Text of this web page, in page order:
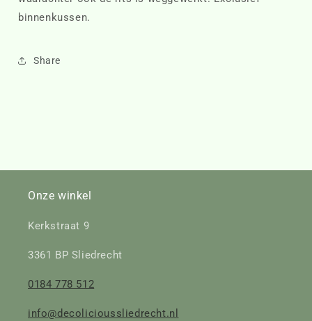
binnenkussen.
Share
Onze winkel
Kerkstraat 9
3361 BP Sliedrecht
0184 778 512
info@decolicioussliedrecht.nl